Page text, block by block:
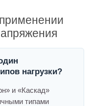
нагрузки?
и «Каскад»
типами